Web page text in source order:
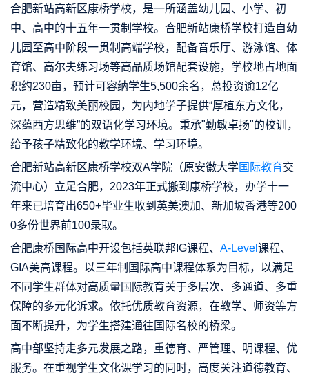
合肥新站高新区康桥学校，是一所涵盖幼儿园、小学、初
中、高中的十五年一贯制学校。合肥新站康桥学校打造自幼
儿园至高中阶段一贯制高端学校，配备音乐厅、游泳馆、体
育馆、高尔夫练习场等高品质场馆配套设施，学校地占地面
积约230亩，预计可容纳学生5,500余名，总投资逾12亿
元，营造精致美丽校园，为内地学子提供“厚植东方文化，
深蕴西方思维”的双语化学习环境。秉承"勤敏卓扬"的校训，
给予孩子精致化的教学环境、学习环境。
合肥新站高新区康桥学校双A学院（原安徽大学国际教育交
流中心）立足合肥，2023年正式搬到康桥学校，办学十一
年来已培育出650+毕业生收到英美澳加、新加坡香港等200
0多份世界前100录取。
合肥康桥国际高中开设包括英联邦IG课程、 A-Level 课程、
GIA美高课程。以三年制国际高中课程体系为目标，以满足
不同学生群体对高质量国际教育关于多层次、多通道、多重
保障的多元化诉求。依托优质教育资源，在教学、师资等方
面不断提升，为学生搭建通往国际名校的桥梁。
高中部坚持走多元发展之路，重德育、严管理、明课程、优
服务。在重视学生文化课学习的同时，高度关注道德教育、